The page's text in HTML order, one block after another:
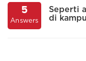
5
Answers
Seperti
di